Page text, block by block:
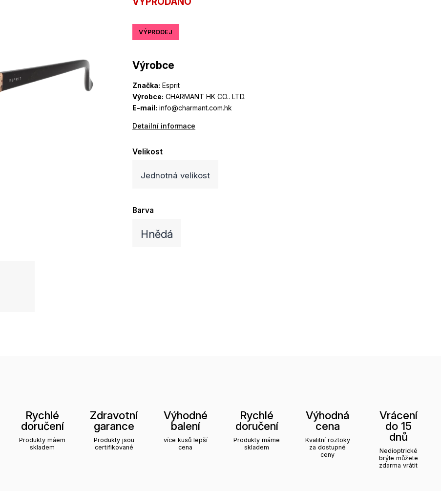
Výrobce
Značka: Esprit
Výrobce: CHARMANT HK CO.. LTD.
E-mail: info@charmant.com.hk
Detailní informace
VÝPRODEJ
Velikost
Jednotná velikost
Barva
Hnědá
Rychlé
doručení
Produkty máem
skladem
Zdravotní
garance
Produkty jsou
certifikované
Výhodné
balení
více kusů lepší
cena
Rychlé
doručení
Produkty máme
skladem
Výhodná
cena
Kvalitní roztoky
za dostupné
ceny
Vrácení
do 15
dnů
Nedioptrické
brýle můžete
zdarma vrátit